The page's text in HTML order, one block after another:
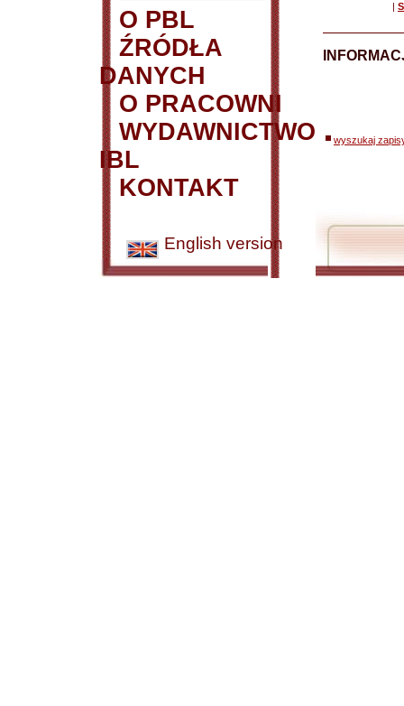
O PBL
ŹRÓDŁA
DANYCH
O PRACOWNI
WYDAWNICTWO
IBL
KONTAKT
English version
|
wyszukaj